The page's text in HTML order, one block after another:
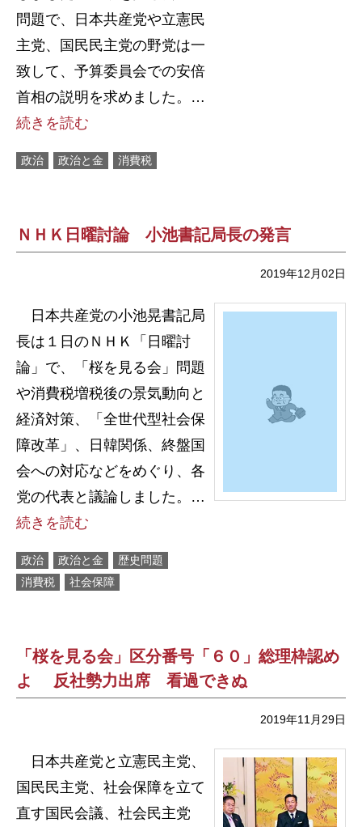
問題で、日本共産党や立憲民
主党、国民民主党の野党は一
致して、予算委員会での安倍
首相の説明を求めました。…
続きを読む
政治 政治と金 消費税
ＮＨＫ日曜討論 小池書記局長の発言
2019年12月02日
日本共産党の小池晃書記局
長は１日のＮＨＫ「日曜討
論」で、「桜を見る会」問題
や消費税増税後の景気動向と
経済対策、「全世代型社会保
障改革」、日韓関係、終盤国
会への対応などをめぐり、各
党の代表と議論しました。…
続きを読む
政治 政治と金
歴史問題
消費税
社会保障
「桜を見る会」区分番号「６０」総理枠認め
よ 反社勢力出席 看過できぬ
2019年11月29日
日本共産党と立憲民主党、
国民民主党、社会保障を立て
直す国民会議、社会民主党